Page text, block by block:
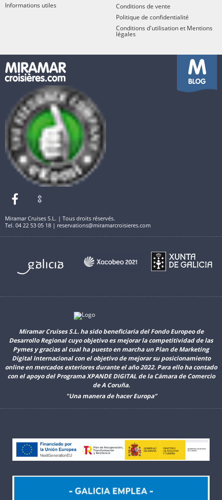
Informations utiles
Conditions de vente
Politique de confidentialité
Conditions d'utilisation et Mentions
légales
Miramar Cruises S.L. | Tous droits réservés.
Tel. 04 22 53 05 18 | reservations@miramarcroisieres.com
Miramar Cruises S.L. ha sido beneficiaria del Fondo Europeo de
Desarrollo Regional cuyo objetivo es mejorar la competitividad de las
Pymes y gracias al cual ha puesto en marcha un Plan de Marketing
Digital Internacional con el objetivo de mejorar su posicionamiento
online en mercados exteriores durante el año 2022. Para ello ha contado
con el apoyo del Programa XPANDE DIGITAL de la Cámara de Comercio
de A Coruña.
"Una manera de hacer Europa”